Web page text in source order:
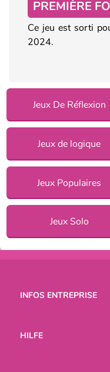
PREMIÈRE
Ce jeu est sorti
2024.
Jeux De Réflexion
Jeux de logique
Jeux Populaires
Jeux Solo
INFOS ENTREPRISE
HILFE